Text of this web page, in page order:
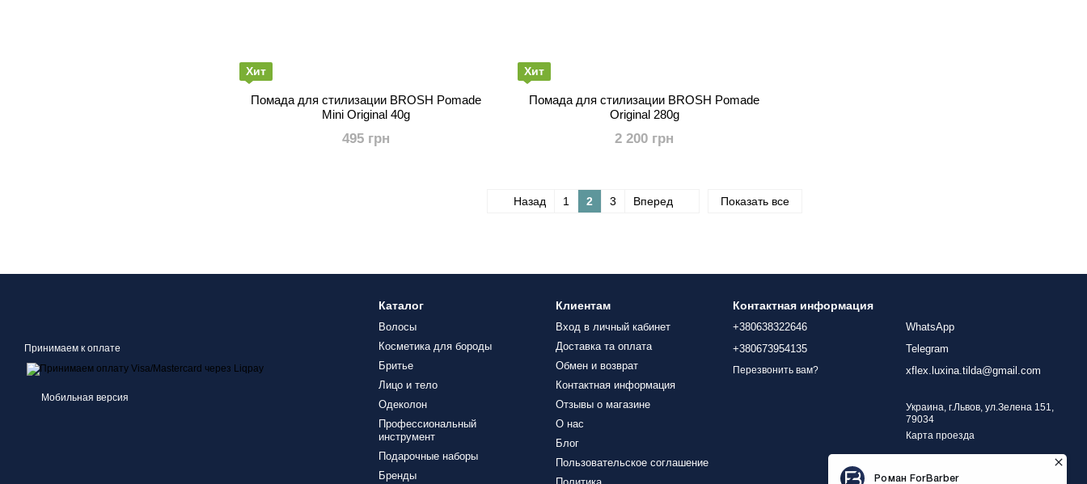
Хит
Помада для стилизации BROSH Pomade
Mini Original 40g
495 грн
Хит
Помада для стилизации BROSH Pomade
Original 280g
2 200 грн
Назад 1 2 3 Вперед Показать все
Принимаем к оплате
Мобильная версия
Каталог
Волосы
Косметика для бороды
Бритье
Лицо и тело
Одеколон
Профессиональный
инструмент
Подарочные наборы
Бренды
Клиентам
Вход в личный кабинет
Доставка та оплата
Обмен и возврат
Контактная информация
Отзывы о магазине
О нас
Блог
Пользовательское соглашение
Контактная информация
+380638322646
+380673954135
Перезвонить вам?
WhatsApp
Telegram
xflex.luxina.tilda@gmail.com
Украина, г.Львов, ул.Зелена 151,
79034
Карта проезда